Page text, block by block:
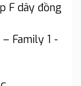
F dây đồng
Family 1 -